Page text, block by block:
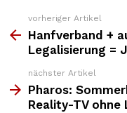
Weitere
Top
News
vorheriger Artikel
Hanfverband +
Legalisierung =
nächster Artikel
Pharos:
Reality-TV ohne